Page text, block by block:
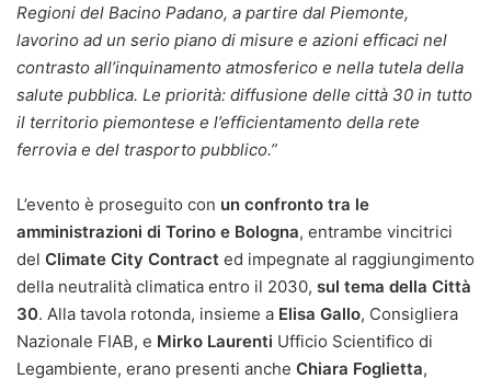
Regioni del Bacino Padano, a partire dal Piemonte,
lavorino ad un serio piano di misure e azioni efficaci nel
contrasto all’inquinamento atmosferico e nella tutela della
salute pubblica. Le priorità: diffusione delle città 30 in tutto
il territorio piemontese e l’efficientamento della rete
ferrovia e del trasporto pubblico.”
L’evento è proseguito con un confronto tra le
amministrazioni di Torino e Bologna, entrambe vincitrici
del Climate City Contract ed impegnate al raggiungimento
della neutralità climatica entro il 2030, sul tema della Città
30. Alla tavola rotonda, insieme a Elisa Gallo, Consigliera
Nazionale FIAB, e Mirko Laurenti Ufficio Scientifico di
Legambiente, erano presenti anche Chiara Foglietta,